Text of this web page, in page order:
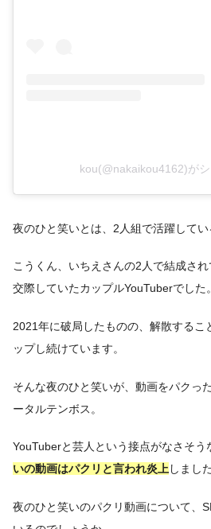
kou(@nakaikou4162)が
夜のひと笑いとは、2人組で活躍してい
こうくん、いちえさんの2人で結成さ
交際していたカップルYouTuberでした。
2021年に破局したものの、解散するこ
ップし続けています。
そんな夜のひと笑いが、動画をパクっ
ータルテンボス。
YouTuberと芸人という接点がなさそう
いの動画はパクリと言われ炎上しました
夜のひと笑いのパクリ動画について、